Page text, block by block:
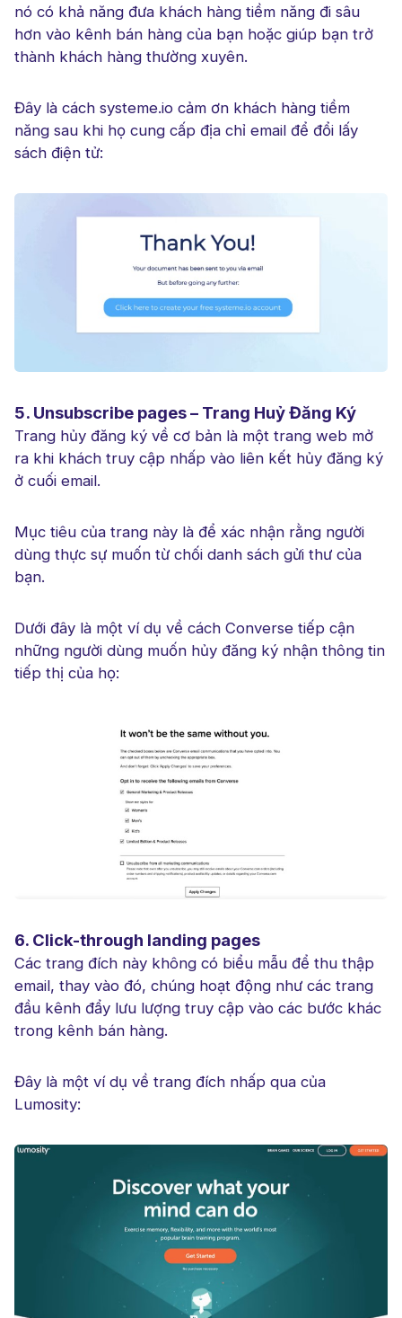
nó có khả năng đưa khách hàng tiềm năng đi sâu
hơn vào kênh bán hàng của bạn hoặc giúp bạn trở
thành khách hàng thường xuyên.
Đây là cách systeme.io cảm ơn khách hàng tiềm
năng sau khi họ cung cấp địa chỉ email để đổi lấy
sách điện tử:
5. Unsubscribe pages – Trang Huỷ Đăng Ký
Trang hủy đăng ký về cơ bản là một trang web mở
ra khi khách truy cập nhấp vào liên kết hủy đăng ký
ở cuối email.
Mục tiêu của trang này là để xác nhận rằng người
dùng thực sự muốn từ chối danh sách gửi thư của
bạn.
Dưới đây là một ví dụ về cách Converse tiếp cận
những người dùng muốn hủy đăng ký nhận thông tin
tiếp thị của họ:
6. Click-through landing pages
Các trang đích này không có biểu mẫu để thu thập
email, thay vào đó, chúng hoạt động như các trang
đầu kênh đẩy lưu lượng truy cập vào các bước khác
trong kênh bán hàng.
Đây là một ví dụ về trang đích nhấp qua của
Lumosity: